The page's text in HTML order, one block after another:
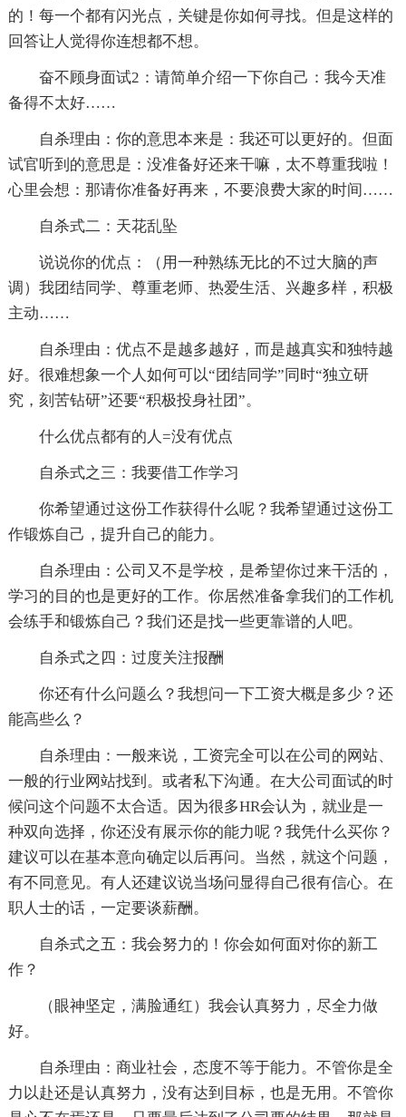
的！每一个都有闪光点，关键是你如何寻找。但是这样的
回答让人觉得你连想都不想。
奋不顾身面试2：请简单介绍一下你自己：我今天准
备得不太好……
自杀理由：你的意思本来是：我还可以更好的。但面
试官听到的意思是：没准备好还来干嘛，太不尊重我啦！
心里会想：那请你准备好再来，不要浪费大家的时间……
自杀式二：天花乱坠
说说你的优点：（用一种熟练无比的不过大脑的声
调）我团结同学、尊重老师、热爱生活、兴趣多样，积极
主动……
自杀理由：优点不是越多越好，而是越真实和独特越
好。很难想象一个人如何可以“团结同学”同时“独立研
究，刻苦钻研”还要“积极投身社团”。
什么优点都有的人=没有优点
自杀式之三：我要借工作学习
你希望通过这份工作获得什么呢？我希望通过这份工
作锻炼自己，提升自己的能力。
自杀理由：公司又不是学校，是希望你过来干活的，
学习的目的也是更好的工作。你居然准备拿我们的工作机
会练手和锻炼自己？我们还是找一些更靠谱的人吧。
自杀式之四：过度关注报酬
你还有什么问题么？我想问一下工资大概是多少？还
能高些么？
自杀理由：一般来说，工资完全可以在公司的网站、
一般的行业网站找到。或者私下沟通。在大公司面试的时
候问这个问题不太合适。因为很多HR会认为，就业是一
种双向选择，你还没有展示你的能力呢？我凭什么买你？
建议可以在基本意向确定以后再问。当然，就这个问题，
有不同意见。有人还建议说当场问显得自己很有信心。在
职人士的话，一定要谈薪酬。
自杀式之五：我会努力的！你会如何面对你的新工
作？
（眼神坚定，满脸通红）我会认真努力，尽全力做
好。
自杀理由：商业社会，态度不等于能力。不管你是全
力以赴还是认真努力，没有达到目标，也是无用。不管你